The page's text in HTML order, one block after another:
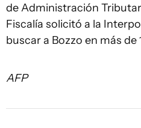
de Administración
Fiscalía solicitó a la
buscar a Bozzo en más de
AFP